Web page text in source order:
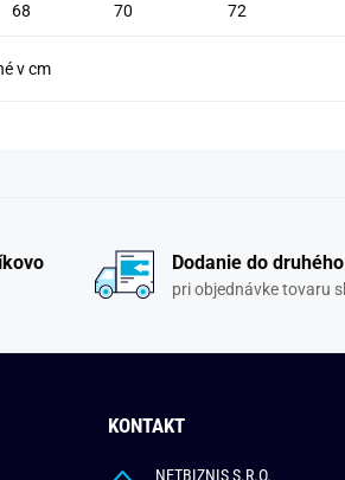
68 70 72
v cm
Dodanie do
pri objednávke tovaru
KONTAKT
NETBIZNIS S.R.O.